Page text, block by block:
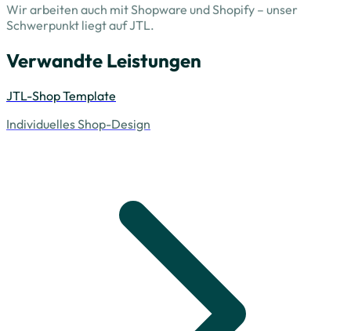
Wir arbeiten auch mit Shopware und Shopify – unser
Schwerpunkt liegt auf JTL.
Verwandte Leistungen
JTL-Shop Template
Individuelles Shop-Design